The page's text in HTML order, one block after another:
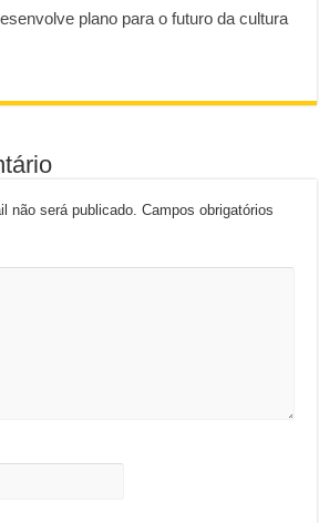
plano para o futuro da cultura
não será publicado. Campos obrigatórios